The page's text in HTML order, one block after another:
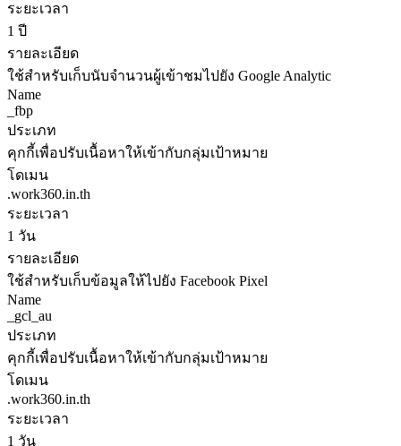
ระยะเวลา
1 ปี
รายละเอียด
ใช้สำหรับเก็บนับจำนวนผู้เข้าชมไปยัง Google Analytic
Name
_fbp
ประเภท
คุกกี้เพื่อปรับเนื้อหาให้เข้ากับกลุ่มเป้าหมาย
โดเมน
.work360.in.th
ระยะเวลา
1 วัน
รายละเอียด
ใช้สำหรับเก็บข้อมูลให้ไปยัง Facebook Pixel
Name
_gcl_au
ประเภท
คุกกี้เพื่อปรับเนื้อหาให้เข้ากับกลุ่มเป้าหมาย
โดเมน
.work360.in.th
ระยะเวลา
1 วัน